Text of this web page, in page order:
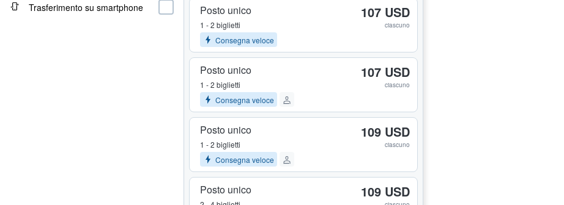
Posto unico
1 - 2 biglietti
Consegna veloce
107 USD
ciascuno
Posto unico
1 - 2 biglietti
Consegna veloce
107 USD
ciascuno
Posto unico
1 - 2 biglietti
Consegna veloce
109 USD
ciascuno
Posto unico 109 USD
Trasferimento su smartphone